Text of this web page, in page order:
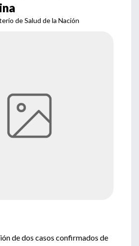
de Salud de la Nación
de dos casos confirmados de